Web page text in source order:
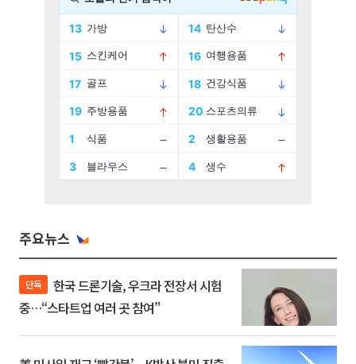
주요뉴스
단독
중…“스타트업 여러 곳 참여”